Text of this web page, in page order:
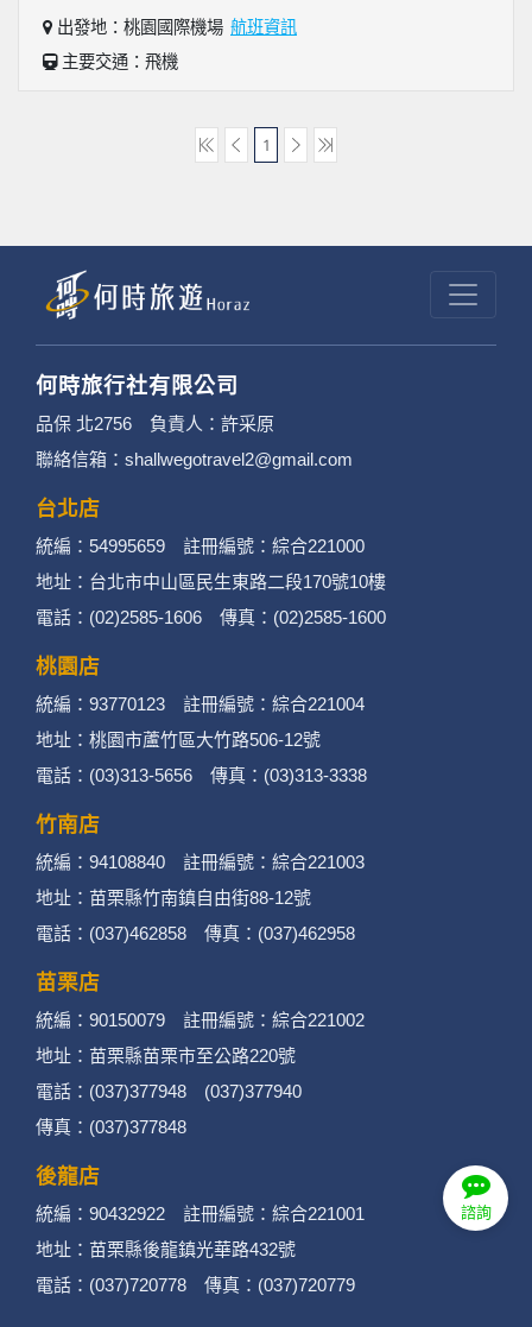
出發地：桃園國際機場 航班資訊
主要交通：飛機
1
諮詢
何時旅行社有限公司
品保 北2756 負責人：許采原
聯絡信箱：shallwegotravel2@gmail.com
台北店
統編：54995659 註冊編號：綜合221000
地址：台北市中山區民生東路二段170號10樓
電話：(02)2585-1606 傳真：(02)2585-1600
桃園店
統編：93770123 註冊編號：綜合221004
地址：桃園市蘆竹區大竹路506-12號
電話：(03)313-5656 傳真：(03)313-3338
竹南店
統編：94108840 註冊編號：綜合221003
地址：苗栗縣竹南鎮自由街88-12號
電話：(037)462858 傳真：(037)462958
苗栗店
統編：90150079 註冊編號：綜合221002
地址：苗栗縣苗栗市至公路220號
電話：(037)377948 (037)377940
傳真：(037)377848
後龍店
統編：90432922 註冊編號：綜合221001
地址：苗栗縣後龍鎮光華路432號
電話：(037)720778 傳真：(037)720779